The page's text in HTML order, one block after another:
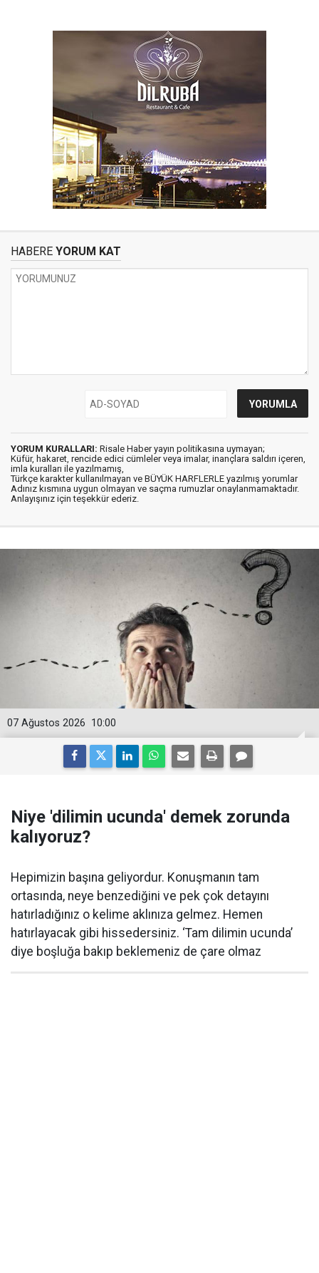
HABERE YORUM KAT
YORUM KURALLARI: Risale Haber yayın politikasına uymayan;
Küfür, hakaret, rencide edici cümleler veya imalar, inançlara saldırı içeren,
imla kuralları ile yazılmamış,
Türkçe karakter kullanılmayan ve BÜYÜK HARFLERLE yazılmış yorumlar
Adınız kısmına uygun olmayan ve saçma rumuzlar onaylanmamaktadır.
Anlayışınız için teşekkür ederiz.
10:00
07 Ağustos 2026
Niye 'dilimin ucunda' demek zorunda
kalıyoruz?
Hepimizin başına geliyordur. Konuşmanın tam
ortasında, neye benzediğini ve pek çok detayını
hatırladığınız o kelime aklınıza gelmez. Hemen
hatırlayacak gibi hissedersiniz. ‘Tam dilimin ucunda’
diye boşluğa bakıp beklemeniz de çare olmaz